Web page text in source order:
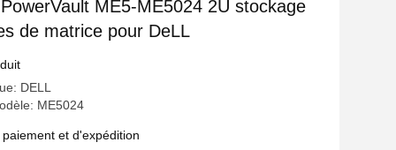
ME5-ME5024 2U stockage
de matrice pour DeLL
DELL
ME5024
et d'expédition